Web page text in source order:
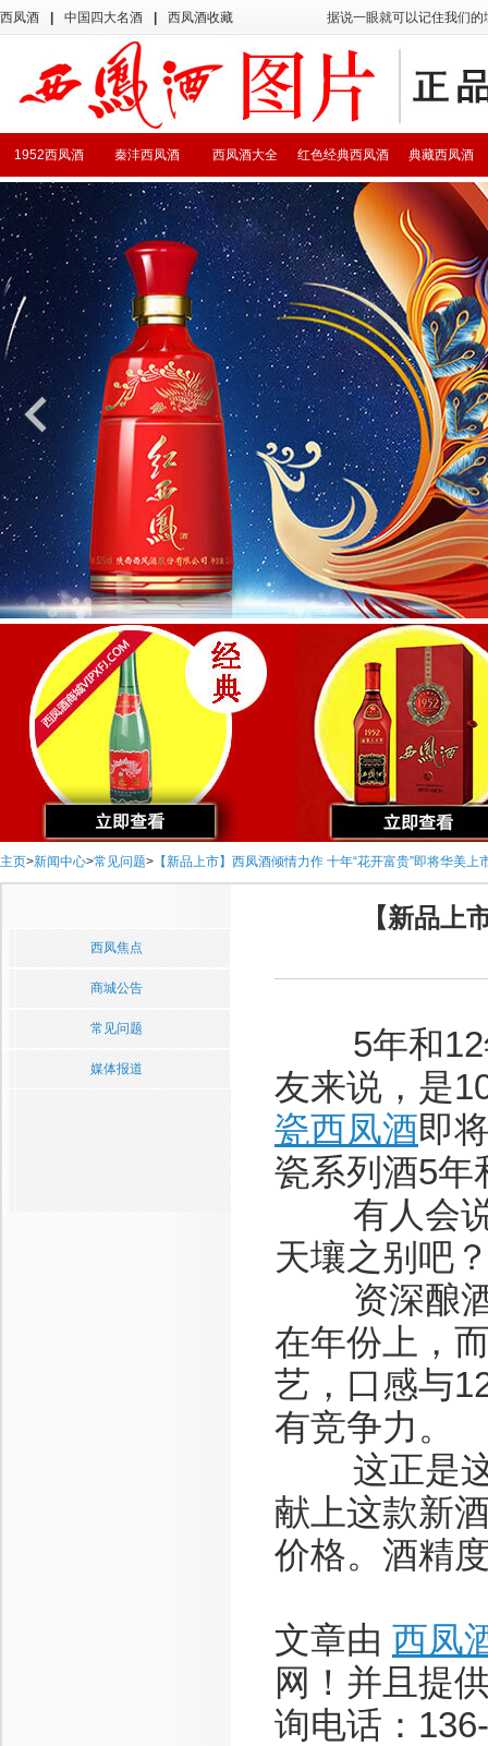
西凤酒 中国四大名酒 西凤酒收藏 据说一眼就可以记住我们
典藏西凤酒
红色经典西凤酒
西凤酒大全
秦沣西凤酒
1952西凤酒
主页>新闻中心>常见问题> 【新品上市】西凤酒倾情力作 十年“花开富贵”即将华美上
西凤焦点
商城公告
常见问题
媒体报道
【新品上
5年和12
友来说，是
瓷西凤酒即
瓷系列酒5年
有人会说
天壤之别吧
资深酿酒
在年份上，
艺，口感与
有竞争力。
这正是这
献上这款新
价格。酒精
文章由 西凤
网！并且提
询电话：